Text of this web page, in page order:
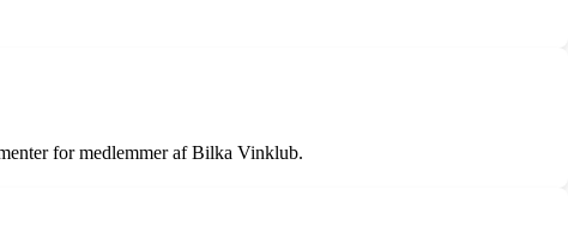
for medlemmer af Bilka Vinklub.